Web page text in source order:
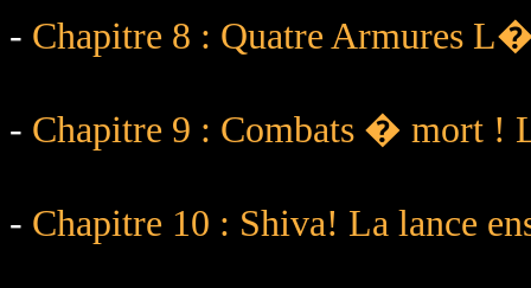
- Chapitre 8 : Quatre Armures
- Chapitre 9 : Combats � mort !
- Chapitre 10 : Shiva! La lance